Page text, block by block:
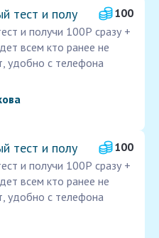
тест и полу
100
и получи 100Р сразу +
всем кто ранее не
удобно с телефона
тест и полу
100
и получи 100Р сразу +
всем кто ранее не
удобно с телефона